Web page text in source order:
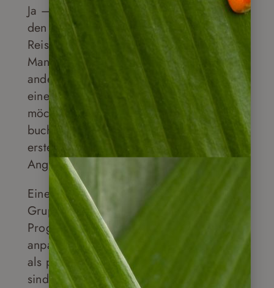
Ja – und das ist sogar der Regelfall. In
den allermeisten Fällen werden unsere
Reisevorschläge individuell angepasst.
Manche Kunden wünschen sich einen
anderen Reiseverlauf, anderen gefällt
eine bestimmte Unterkunft besser oder sie
möchten bestimmte Ausflüge vorab
buchen – und andere weglassen. Wir
erstellen Ihnen daraus Ihr persönliches
Angebot.
Eine Ausnahme: Unsere geführten
Gruppenreisen haben ein festes
Programm und sind nicht individuell
anpassbar. Sie können diese aber auch
als privat geführte Reise buchen – dann
sind Anpassungen möglich.